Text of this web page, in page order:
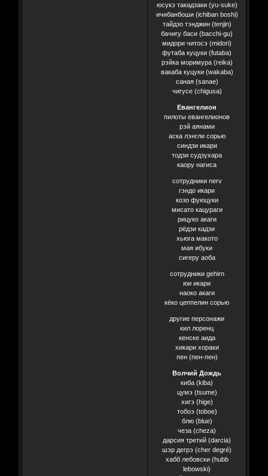
юсукэ такадзаки (yu-suke)
ичибанбоши (ichiban boshi)
тайдзо тэнджин (tenjin)
бачигу баси (bacchi-gu)
мидори читосэ (midori)
футаба куцуки (futaba)
рэйка моримура (reika)
вакаба куцуки (wakaba)
саная (sanae)
чигусе (chigusa)
Евангелион
пилоты евангелионов
рэй аянами
аска лэнгли сорью
синдзи икари
тодзи судзухара
каору нагиса
сотрудники nerv
гэндо икари
козо фуюцуки
мисато кацураги
рицуко акаги
рёдзи кадзи
хьюга макото
мая ибуки
сигеру аоба
сотрудники gehirn
юи икари
наоко акаги
кёко цеппелин сорью
другие персонажи
кил лоренц
кенске аида
хикари хораки
пен (пен-пен)
Волчий Дождь
киба (kiba)
цумэ (tsume)
хигэ (hige)
тобоэ (toboe)
блю (blue)
чеза (cheza)
дарсия третий (darcia)
шэр дегрэ (cher degré)
хабб лебовски (hubb
lebowski)